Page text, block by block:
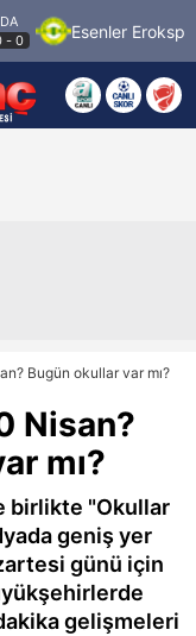
Esenler Erokspor
Bugün okullar var mı?
Nisan?
mı?
birlikte "Okullar
geniş yer
günü için
gelişmeleri